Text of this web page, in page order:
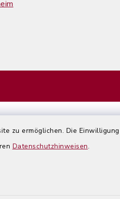
zu ermöglichen. Die
Datenschutzhinweisen.